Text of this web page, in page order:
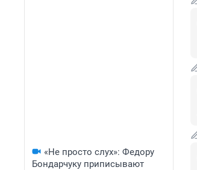
«Не просто слух»: Федору
Бондарчуку приписывают